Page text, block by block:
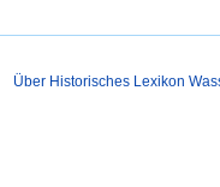
Über Historisches Lexikon